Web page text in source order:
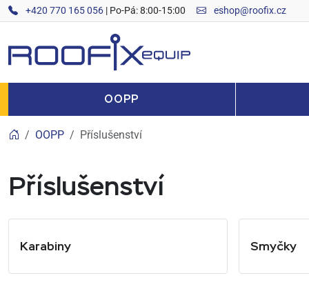
+420 770 165 056 | Po-Pá: 8:00-15:00 eshop@roofix.cz
OOPP
OOPP Příslušenství
Příslušenství
Karabiny Smyčky